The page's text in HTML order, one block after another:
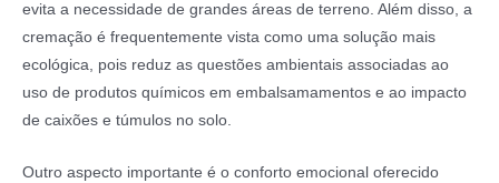
evita a necessidade de grandes áreas de terreno. Além disso, a
cremação é frequentemente vista como uma solução mais
ecológica, pois reduz as questões ambientais associadas ao
uso de produtos químicos em embalsamamentos e ao impacto
de caixões e túmulos no solo.
Outro aspecto importante é o conforto emocional oferecido